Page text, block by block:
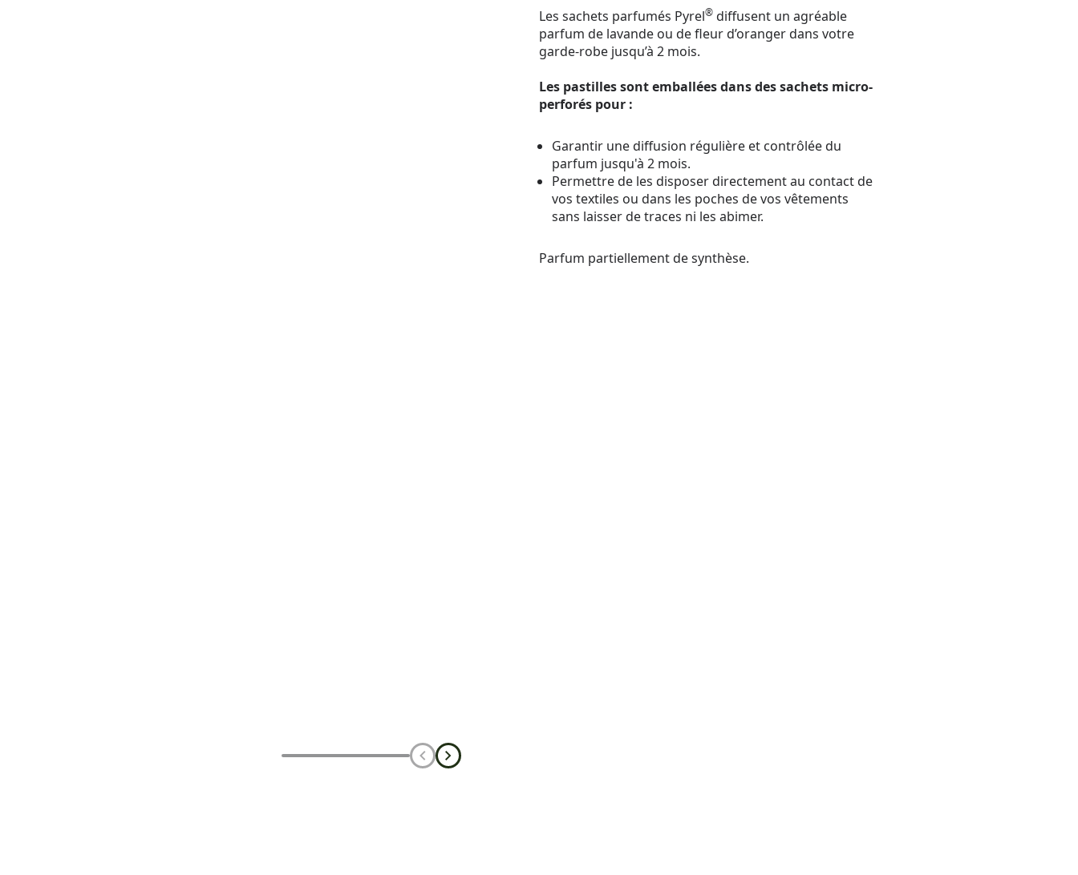
Les sachets parfumés Pyrel® diffusent un agréable
parfum de lavande ou de fleur d’oranger dans votre
garde-robe jusqu’à 2 mois.
Les pastilles sont emballées dans des sachets micro-
perforés pour :
Garantir une diffusion régulière et contrôlée du
parfum jusqu'à 2 mois.
Permettre de les disposer directement au contact de
vos textiles ou dans les poches de vos vêtements
sans laisser de traces ni les abimer.
Parfum partiellement de synthèse.